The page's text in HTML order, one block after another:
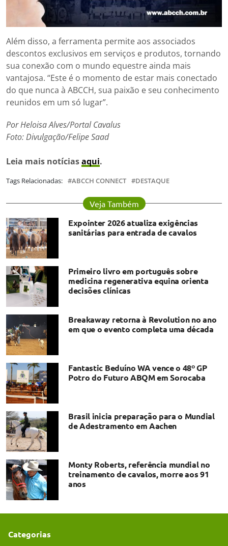
Além disso, a ferramenta permite aos associados
descontos exclusivos em serviços e produtos, tornando
sua conexão com o mundo equestre ainda mais
vantajosa. “Este é o momento de estar mais conectado
do que nunca à ABCCH, sua paixão e seu conhecimento
reunidos em um só lugar”.
Por Heloisa Alves/Portal Cavalus
Foto: Divulgação/Felipe Saad
Leia mais notíciasaqui.
Tags Relacionadas: ABCCH CONNECT DESTAQUE
Veja Também
Expointer 2026 atualiza exigências
sanitárias para entrada de cavalos
Primeiro livro em português sobre
medicina regenerativa equina orienta
decisões clínicas
Breakaway retorna à Revolution no ano
em que o evento completa uma década
Fantastic Beduíno WA vence o 48º GP
Potro do Futuro ABQM em Sorocaba
Brasil inicia preparação para o Mundial
de Adestramento em Aachen
Monty Roberts, referência mundial no
treinamento de cavalos, morre aos 91
anos
Categorias